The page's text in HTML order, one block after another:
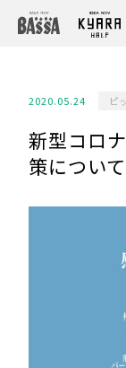
2020.05.24 ピ
新型コロ
策について